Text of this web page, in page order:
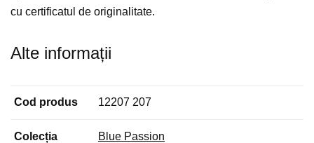
cu certificatul de originalitate.
Alte informații
Cod produs 12207 207
Colecția Blue Passion